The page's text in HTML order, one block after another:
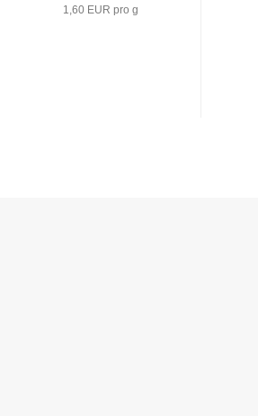
1,60 EUR pro g